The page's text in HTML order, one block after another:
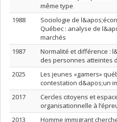
même type
1988
Sociologie de
Québec : analyse de
marchés
1987
Normalité et différence :
des personnes atteintes
2025
Les jeunes «gamers»
contestation d&apos;un
2017
Cercles citoyens et
organisationnelle à
2013
Homme immigrant